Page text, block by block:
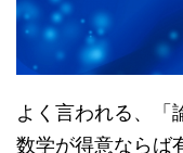
よく言われる、「
数学が得意ならば